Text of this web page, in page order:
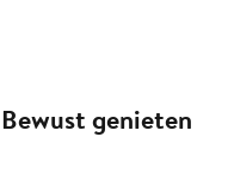
genieten